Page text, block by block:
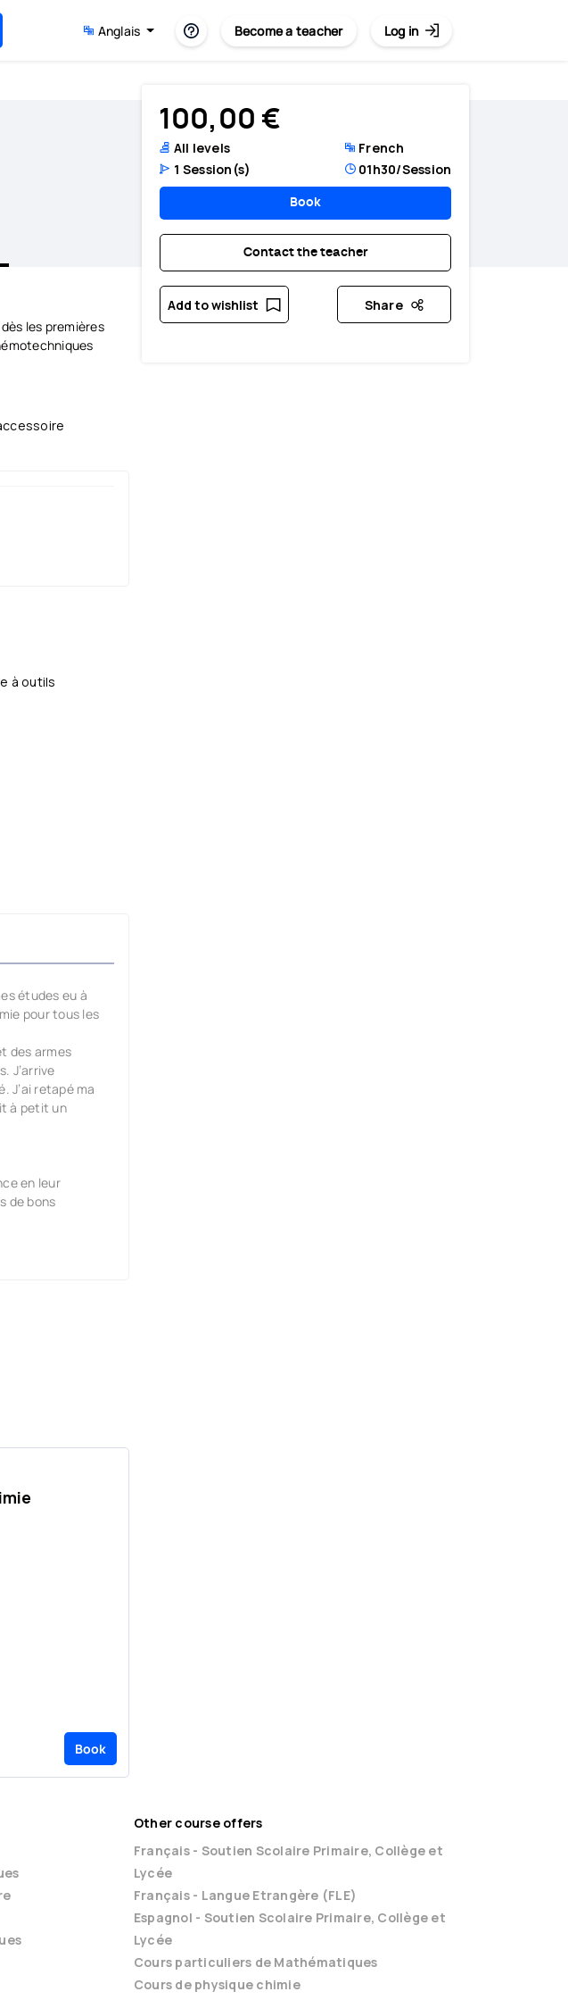
Anglais Become a teacher Log in
100,00 €
All levels
1 Session(s)
French
01h30/Session
Book
Contact the teacher
Add to wishlist Share
les premières
à outils
études eu à
pour tous les
des armes
J’arrive
J’ai retapé ma
à petit un
en leur
de bons
Book
Other course offers
Français - Soutien Scolaire Primaire, Collège et
Lycée
Français - Langue Etrangère (FLE)
Espagnol - Soutien Scolaire Primaire, Collège et
Lycée
Cours particuliers de Mathématiques
Cours de physique chimie